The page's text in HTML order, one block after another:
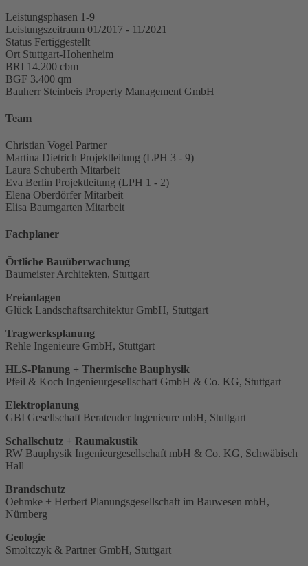
Leistungsphasen 1-9
Leistungszeitraum 01/2017 - 11/2021
Status Fertiggestellt
Ort Stuttgart-Hohenheim
BRI 14.200 cbm
BGF 3.400 qm
Bauherr Steinbeis Property Management GmbH
Team
Christian Vogel Partner
Martina Dietrich Projektleitung (LPH 3 - 9)
Laura Schuberth Mitarbeit
Eva Berlin Projektleitung (LPH 1 - 2)
Elena Oberdörfer Mitarbeit
Elisa Baumgarten Mitarbeit
Fachplaner
Örtliche Bauüberwachung
Baumeister Architekten, Stuttgart
Freianlagen
Glück Landschaftsarchitektur GmbH, Stuttgart
Tragwerksplanung
Rehle Ingenieure GmbH, Stuttgart
HLS-Planung + Thermische Bauphysik
Pfeil & Koch Ingenieurgesellschaft GmbH & Co. KG, Stuttgart
Elektroplanung
GBI Gesellschaft Beratender Ingenieure mbH, Stuttgart
Schallschutz + Raumakustik
RW Bauphysik Ingenieurgesellschaft mbH & Co. KG, Schwäbisch
Hall
Brandschutz
Oehmke + Herbert Planungsgesellschaft im Bauwesen mbH,
Nürnberg
Geologie
Smoltczyk & Partner GmbH, Stuttgart